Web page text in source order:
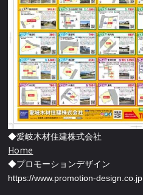
◆愛岐木材住建株式会社
Home
◆プロモーションデザイン
https://www.promotion-design.co.jp